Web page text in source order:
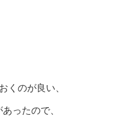
くのが良い、
ったので、